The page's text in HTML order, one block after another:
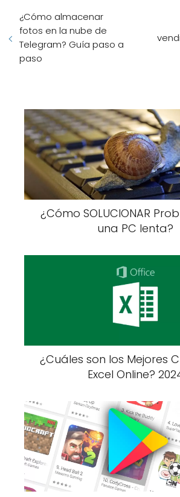
¿Cómo almacenar
fotos en la nube de
Telegram? Guía paso a
paso
¿Cómo SOLUCIONAR
una PC lenta?
¿Cuáles son los Mejores
Excel Online?